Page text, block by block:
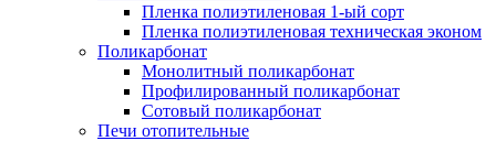
Пленка полиэтиленовая 1-ый сорт
Пленка полиэтиленовая техническая эконом
Поликарбонат
Монолитный поликарбонат
Профилированный поликарбонат
Сотовый поликарбонат
Печи отопительные